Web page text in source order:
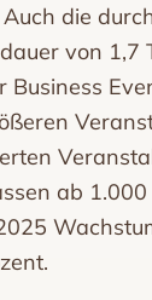
die
von 1,7
Business
ab